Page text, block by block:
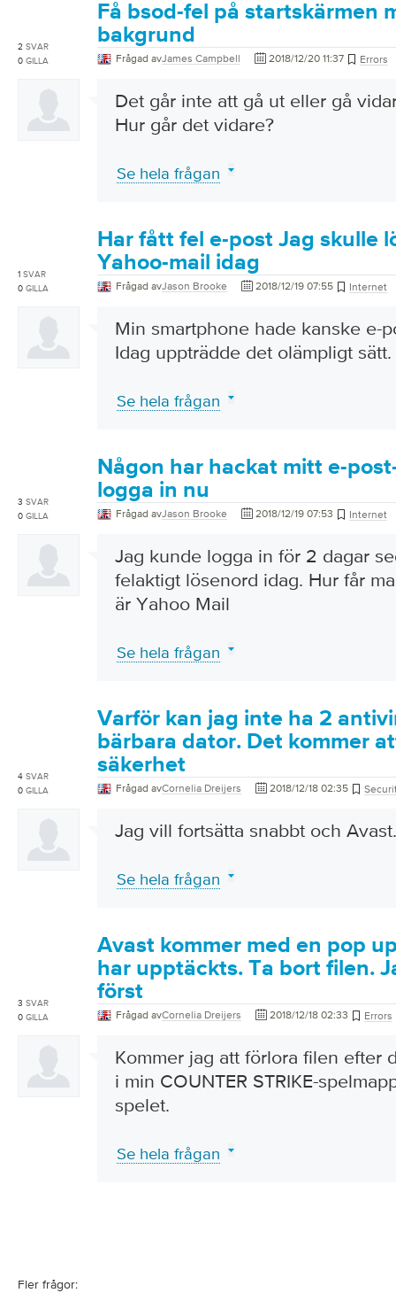
2 SVAR
0 GILLA
Få bsod-fel på startskärmen
bakgrund
Frågad avJames Campbell 2018/12/20 11:37 Errors
Det går inte att gå ut eller gå
Hur går det vidare?
Se hela frågan
1 SVAR
0 GILLA
Har fått fel e-post Jag skulle
Yahoo-mail idag
Frågad avJason Brooke 2018/12/19 07:55 Internet
Min smartphone hade kanske e-
Idag uppträdde det olämpligt sätt.
Se hela frågan
3 SVAR
0 GILLA
Någon har hackat mitt e-
logga in nu
Frågad avJason Brooke 2018/12/19 07:53 Internet
Jag kunde logga in för 2 dagar
felaktigt lösenord idag. Hur får
är Yahoo Mail
Se hela frågan
4 SVAR
0 GILLA
Varför kan jag inte ha 2
bärbara dator. Det kommer
säkerhet
Frågad avCornelia Dreijers 2018/12/18 02:35
Jag vill fortsätta snabbt och Avast.
Se hela frågan
3 SVAR
0 GILLA
Avast kommer med en pop
har upptäckts. Ta bort filen.
först
Frågad avCornelia Dreijers 2018/12/18 02:33 Errors
Kommer jag att förlora filen efter
i min COUNTER STRIKE-
spelet.
Se hela frågan
Fler frågor: